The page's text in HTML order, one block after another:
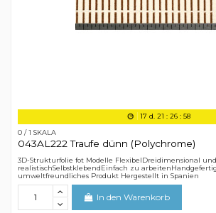
17 d. 21 :26 :58
0 / 1 SKALA
043AL222 Traufe dünn (Polychrome)
3D-Strukturfolie fot Modelle FlexibelDreidimensional
realistischSelbstklebendEinfach zu
umweltfreundliches Produkt Hergestellt in Spanien
In den Warenkorb